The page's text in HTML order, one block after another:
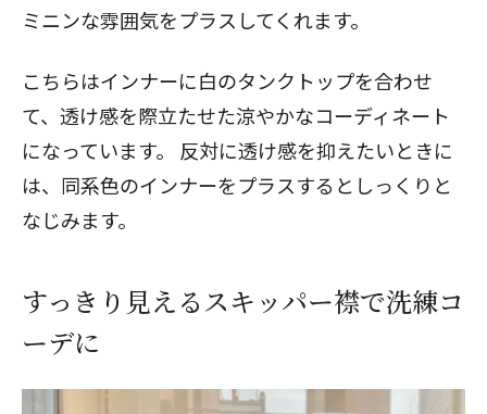
ミニンな雰囲気をプラスしてくれます。
こちらはインナーに白のタンクトップを合わせ
て、透け感を際立たせた涼やかなコーディネート
になっています。 反対に透け感を抑えたいときに
は、同系色のインナーをプラスするとしっくりと
なじみます。
すっきり見えるスキッパー襟で洗練コ
ーデに